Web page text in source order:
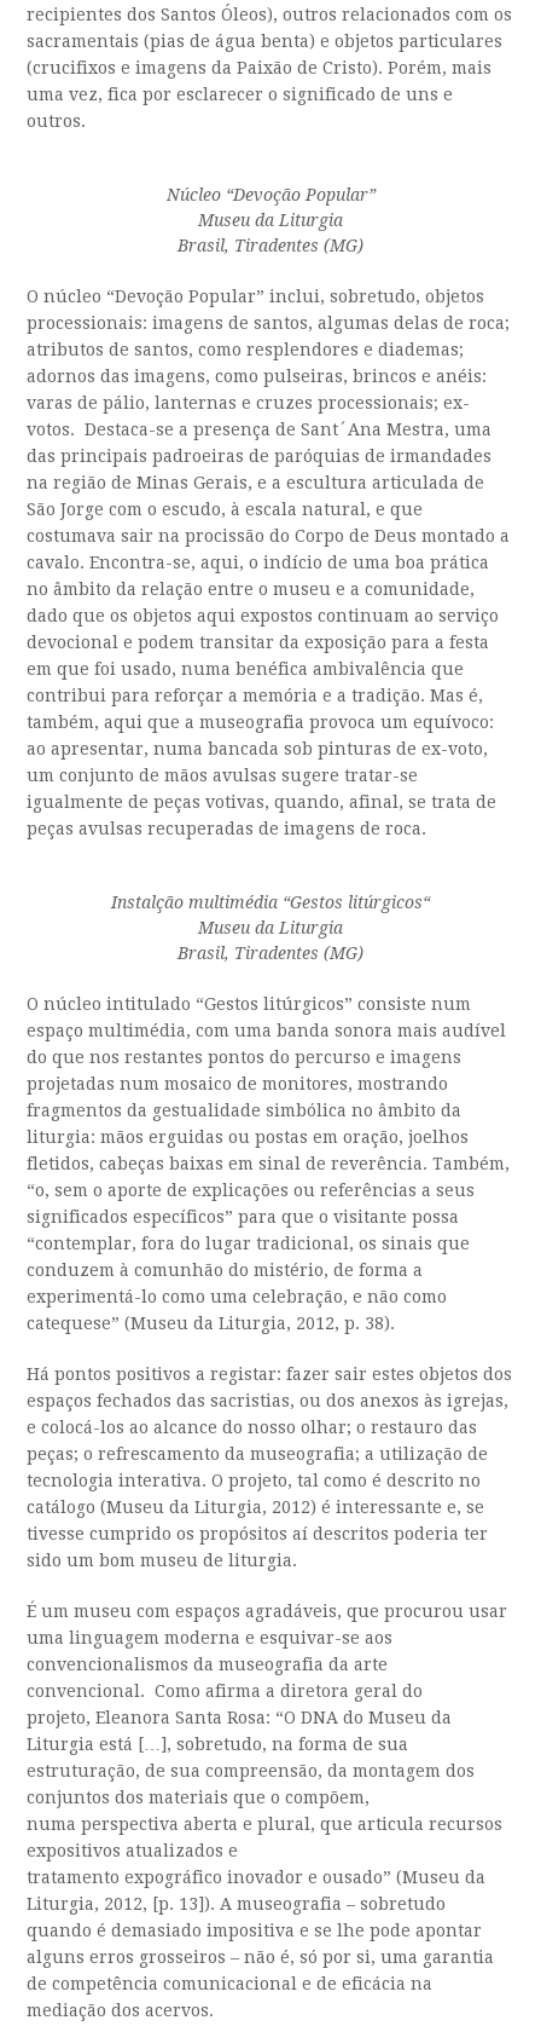
recipientes dos Santos Óleos), outros relacionados com os
sacramentais (pias de água benta) e objetos particulares
(crucifixos e imagens daPaixão de Cristo). Porém, mais
uma vez, fica por esclarecer o significado de uns e
outros.
Núcleo “Devoção Popular”
Museu da Liturgia
Brasil, Tiradentes (MG)
O núcleo “Devoção Popular” inclui, sobretudo, objetos
processionais: imagens de santos, algumas delas de roca;
atributos de santos, como resplendores e diademas;
adornos das imagens, como pulseiras, brincos e anéis:
varas de pálio, lanternas e cruzes processionais; ex-
votos. Destaca-se a presença de Sant´Ana Mestra, uma
das principais padroeiras de paróquias de irmandades
na região de Minas Gerais, e a escultura articulada de
São Jorge com o escudo, à escala natural, e que
costumava sair na procissão do Corpo de Deus montado a
cavalo. Encontra-se, aqui, o indício de uma boa prática
no âmbito da relação entre o museu e a comunidade,
dado que os objetos aqui expostos continuam ao serviço
devocional e podem transitar da exposição para a festa
em que foi usado, numa benéfica ambivalência que
contribui para reforçar a memória e a tradição. Mas é,
também, aqui que a museografia provoca um equívoco:
ao apresentar, numa bancada sob pinturas de ex-voto,
um conjunto de mãos avulsas sugere tratar-se
igualmente de peças votivas, quando, afinal, se trata de
peças avulsas recuperadas de imagens de roca.
Instalção multimédia “Gestos litúrgicos“
Museu da Liturgia
Brasil, Tiradentes (MG)
O núcleo intitulado “Gestos litúrgicos” consiste num
espaço multimédia, com uma banda sonora mais audível
do que nos restantes pontos do percurso e imagens
projetadas num mosaico de monitores, mostrando
fragmentos da gestualidade simbólica no âmbito da
liturgia: mãos erguidas ou postas em oração, joelhos
fletidos, cabeças baixas em sinal de reverência. Também,
“o, sem o aporte de explicações ou referências a seus
significados específicos” para que o visitante possa
“contemplar, fora do lugar tradicional, os sinais que
conduzem à comunhão do mistério, de forma a
experimentá-lo como uma celebração, e não como
catequese”(Museu da Liturgia, 2012, p. 38).
Há pontos positivos a registar: fazer sair estes objetos dos
espaços fechados das sacristias, ou dos anexos às igrejas,
e colocá-los ao alcance do nosso olhar; o restauro das
peças; o refrescamento da museografia; a utilização de
tecnologia interativa.O projeto, tal como é descrito no
catálogo (Museu da Liturgia, 2012) é interessante e, se
tivesse cumprido os propósitos aí descritos poderia ter
sido um bom museu de liturgia.
É um museu com espaços agradáveis, que procurou usar
uma linguagem moderna e esquivar-se aos
convencionalismos da museografia da arte
convencional. Como afirma a diretora geral do
projeto,Eleanora Santa Rosa: “O DNA do Museu da
Liturgia está […], sobretudo, na forma de sua
estruturação, de sua compreensão, da montagem dos
conjuntos dos materiais que o compõem,
numaperspectiva aberta e plural, que articula recursos
expositivos atualizados e
tratamentoexpográfico inovador e ousado”(Museu da
Liturgia, 2012, [p. 13]). A museografia – sobretudo
quando é demasiado impositiva e se lhe pode apontar
alguns erros grosseiros – não é, só por si, uma garantia
de competência comunicacional e de eficácia na
mediação dos acervos.